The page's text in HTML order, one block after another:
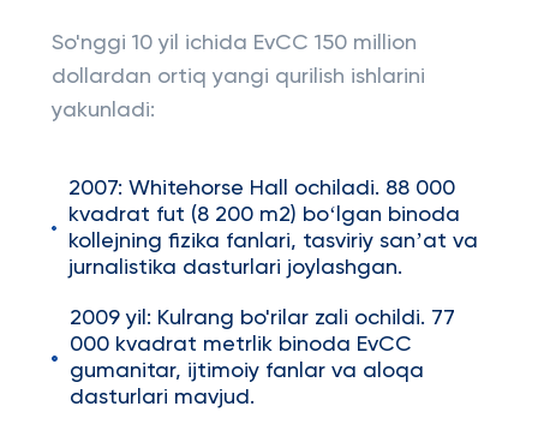
So'nggi 10 yil ichida EvCC 150 million
dollardan ortiq yangi qurilish ishlarini
yakunladi:
2007: Whitehorse Hall ochiladi. 88 000
kvadrat fut (8 200 m2) boʻlgan binoda
kollejning fizika fanlari, tasviriy sanʼat va
jurnalistika dasturlari joylashgan.
2009 yil: Kulrang bo'rilar zali ochildi. 77
000 kvadrat metrlik binoda EvCC
gumanitar, ijtimoiy fanlar va aloqa
dasturlari mavjud.